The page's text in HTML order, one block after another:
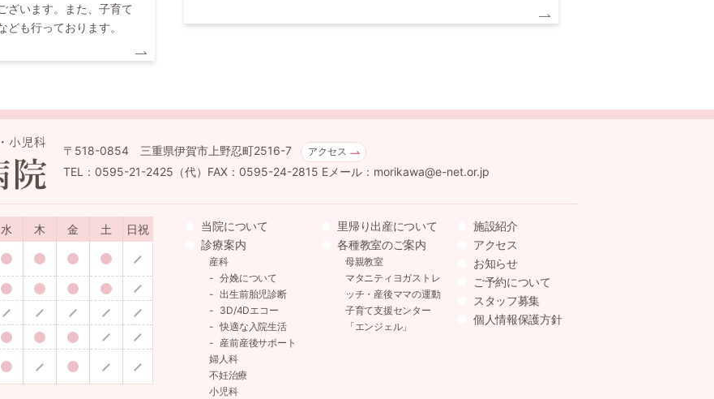
ざいます。また、子育て
も行っております。
〒518-0854 三重県伊賀市上野忍町2516-7 アクセス
TEL：0595-21-2425（代）FAX：0595-24-2815 Eメール：morikawa@e-net.or.jp
水 木 金 土 日祝
当院について
診療案内
産科
分娩について
出生前胎児診断
3D/4Dエコー
快適な入院生活
産前産後サポート
婦人科
不妊治療
小児科
里帰り出産について
各種教室のご案内
母親教室
マタニティヨガストレ
ッチ・産後ママの運動
子育て支援センター
「エンジェル」
施設紹介
アクセス
お知らせ
ご予約について
スタッフ募集
個人情報保護方針